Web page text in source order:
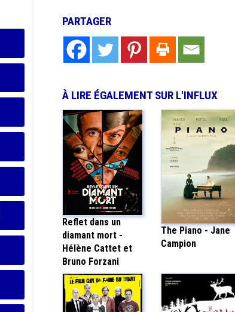
PARTAGER
À LIRE ÉGALEMENT SUR L'INFLUX
Reflet dans un
diamant mort -
Hélène Cattet et
Bruno Forzani
The Piano - Jane
Campion